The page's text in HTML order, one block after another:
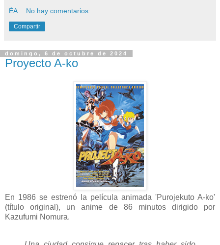
ÉA No hay comentarios:
Compartir
domingo, 6 de octubre de 2024
Proyecto A-ko
En 1986 se estrenó la película animada 'Purojekuto A-ko'
(título original), un anime de 86 minutos dirigido por
Kazufumi Nomura.